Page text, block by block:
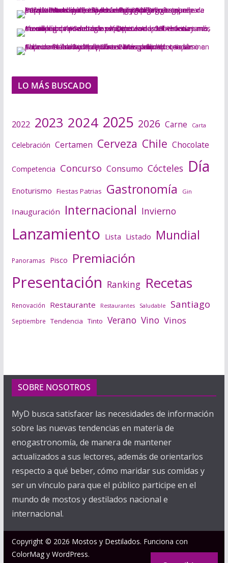
LO MÁS BUSCADO
2022 2023 2024 2025 2026 Carne Carta
Celebración Certamen Cerveza Chile Chocolate
Competencia Concurso Consumo Cócteles Día
Enoturismo Fiestas Patrias Gastronomía Gin
Inauguración Internacional Invierno
Lanzamiento Lista Listado Mundial
Panoramas Pisco Premiación
Presentación Ranking Recetas
Renovación Restaurante Restaurantes Saludable Santiago
Septiembre Tendencia Tinto Verano Vino Vinos
SOBRE NOSOTROS
MyD busca satisfacer las necesidades de información
sobre las nuevas tendencias en materia de
enogastronomía, de manera de mantener
actualizados a sus lectores, además de orientarlos
respecto a qué beber, cómo maridar sus comidas y
ser un vínculo para que el público participe en el
mundo de mostos y destilados nacional e
internacional.
Copyright © 2026 Mostos y Destilados. Funciona con
ColorMagy WordPress.